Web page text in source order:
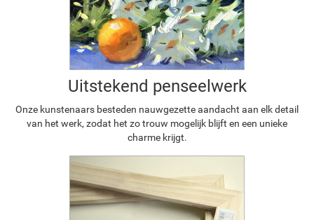
Uitstekend penseelwerk
Onze kunstenaars besteden nauwgezette aandacht aan elk detail
van het werk, zodat het zo trouw mogelijk blijft en een unieke
charme krijgt.